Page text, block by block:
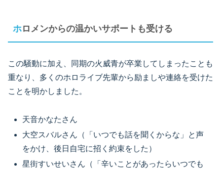
ホロメンからの温かいサポートも受ける
この騒動に加え、同期の火威青が卒業してしまったことも
重なり、多くのホロライブ先輩から励ましや連絡を受けた
ことを明かしました。
天音かなたさん
大空スバルさん（「いつでも話を聞くからな」と声
をかけ、後日自宅に招く約束をした）
星街すいせいさん（「辛いことがあったらいつでも